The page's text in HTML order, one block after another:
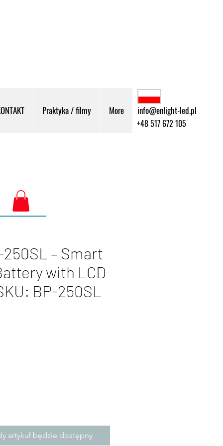
Praktyka / filmy More info@enlight-led.pl
+48 517 672 105
– Smart
with LCD
BP-250SL
artykuł będzie dostępny